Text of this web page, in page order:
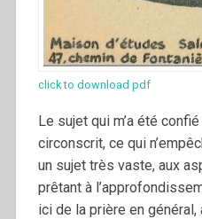
click to download pdf
Le sujet qui m’a été
circonscrit, ce qui
un sujet très vaste, aux
prêtant à
ici de la prière en